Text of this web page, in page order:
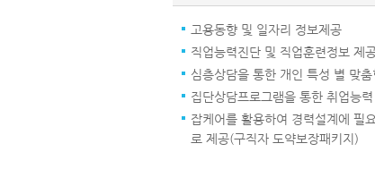
고용동향 및 일자리 정보제공
직업능력진단 및 직업훈련정보 제
심층상담을 통한 개인 특성 별 맞춤
집단상담프로그램을 통한 취업능
잡케어를 활용하여 경력설계에 필
로 제공(구직자 도약보장패키지)